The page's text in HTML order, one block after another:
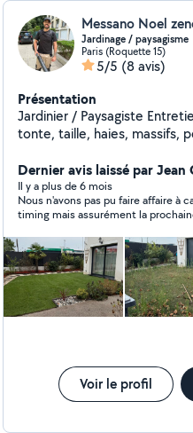
Jardinage / paysagisme
Paris (Roquette 15)
5/5 (8 avis)
Présentation
Jardinier / Paysagiste Entretien & création de jardins :
tonte, taille, haies, massifs,
Devis gratuit Secteur
Dernier avis laissé par
Il y a plus de 6 mois
Nous n'avons pas pu faire affaire à
timing mais assurément la
que je ne peux honnêtement juger
puisque nous n'avons pas fait
jeune homme sérieux comme on
connais bien son sujet. On
la volonté de satisfaire le client.
vivement. Jean Christophe
Voir le profil